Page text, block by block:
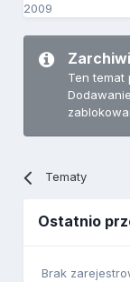
2009
Ten temat
Tematy
Ostatnio
Brak